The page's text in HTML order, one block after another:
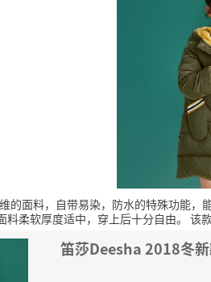
的面料，自带易染，防水的特殊功能，
柔软厚度适中，穿上后十分自由。 该
笛莎Deesha 2018冬